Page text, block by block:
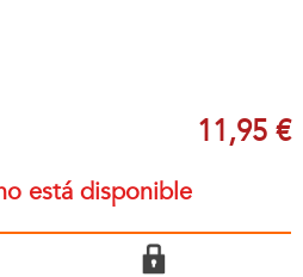
11,95 €
está disponible